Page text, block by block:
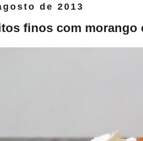
de 2013
finos com morango